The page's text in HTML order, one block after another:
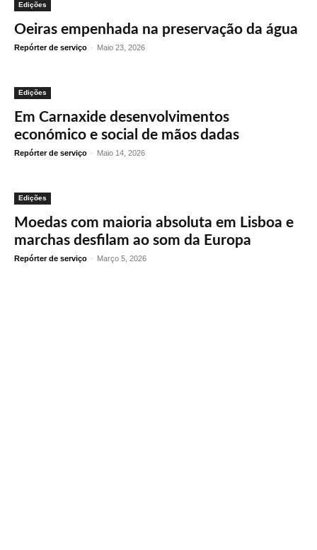
Edições
Oeiras empenhada na preservação da água
Repórter de serviço - Maio 23, 2026
Edições
Em Carnaxide desenvolvimentos
económico e social de mãos dadas
Repórter de serviço - Maio 14, 2026
Edições
Moedas com maioria absoluta em Lisboa e
marchas desfilam ao som da Europa
Repórter de serviço - Março 5, 2026